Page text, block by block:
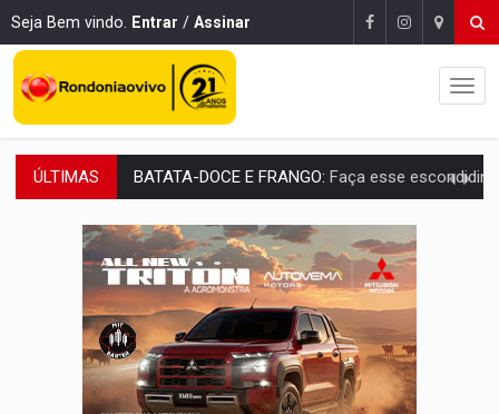
Seja Bem vindo. Entrar / Assinar
ÚLTIMAS BARREIRA NATURAL:Desmate da Amazônia corta chuvas no Sul e ameaça
:Anvisa libera venda de medicamentos pela Shopee, mas
MAIS RIGOR:Nova lei endurece punição por abuso sexual contra
POLUIÇÃO E RISCOS:Retirada de fiação irregular avança no país e em PVH
VÍDEO:Armado com machado, homem ameaça matar sobrinha grávida e
TRIBUNAL DO CRIME:Homem é espancado por facção criminosa